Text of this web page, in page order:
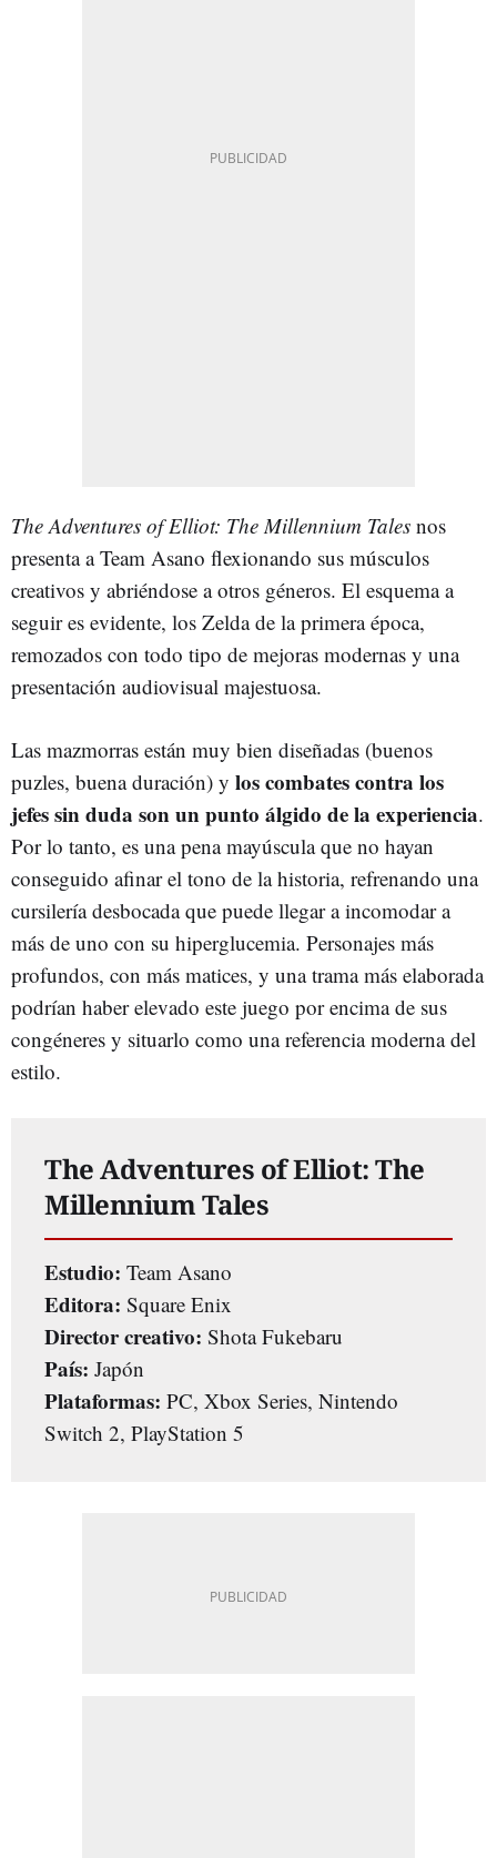
The Adventures of Elliot: The Millennium Tales nos
presenta a Team Asano flexionando sus músculos
creativos y abriéndose a otros géneros. El esquema a
seguir es evidente, los Zelda de la primera época,
remozados con todo tipo de mejoras modernas y una
presentación audiovisual majestuosa.
Las mazmorras están muy bien diseñadas (buenos
puzles, buena duración) y los combates contra los
jefes sin duda son un punto álgido de la experiencia.
Por lo tanto, es una pena mayúscula que no hayan
conseguido afinar el tono de la historia, refrenando una
cursilería desbocada que puede llegar a incomodar a
más de uno con su hiperglucemia. Personajes más
profundos, con más matices, y una trama más elaborada
podrían haber elevado este juego por encima de sus
congéneres y situarlo como una referencia moderna del
estilo.
The Adventures of Elliot: The
Millennium Tales
Estudio: Team Asano
Editora: Square Enix
Director creativo: Shota Fukebaru
País: Japón
Plataformas: PC, Xbox Series, Nintendo
Switch 2, PlayStation 5